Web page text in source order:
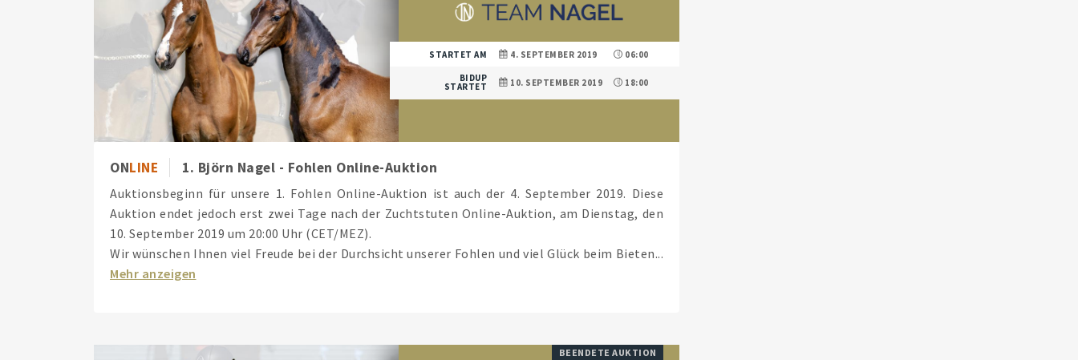
STARTET AM 4. SEPTEMBER 2019 06:00
BIDUP
STARTET 10. SEPTEMBER 2019 18:00
ONLINE 1. Björn Nagel - Fohlen Online-Auktion
Auktionsbeginn für unsere 1. Fohlen Online-Auktion ist auch der 4. September 2019. Diese
Auktion endet jedoch erst zwei Tage nach der Zuchtstuten Online-Auktion, am Dienstag, den
10. September 2019 um 20:00 Uhr (CET/MEZ).
Wir wünschen Ihnen viel Freude bei der Durchsicht unserer Fohlen und viel Glück beim Bieten...
Mehr anzeigen
BEENDETE AUKTION